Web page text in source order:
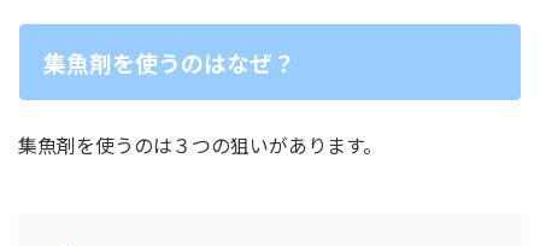
集魚剤を使うのはなぜ？
集魚剤を使うのは３つの狙いがあります。